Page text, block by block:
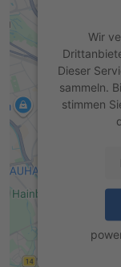
Wir
Dieser
sammeln.
stimmen